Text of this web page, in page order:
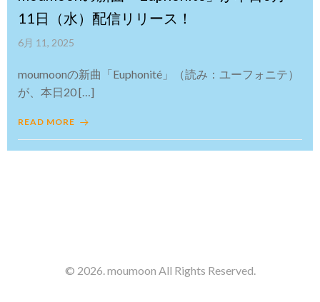
11日（水）配信リリース！
6月 11, 2025
moumoonの新曲「Euphonité」（読み：ユーフォニテ）
が、本日20 […]
READ MORE
© 2026. moumoon All Rights Reserved.